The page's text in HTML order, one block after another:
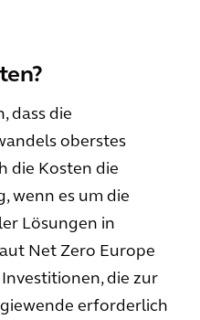
dass die
oberstes
die Kosten die
wenn es um die
Lösungen in
Net Zero Europe
die zur
erforderlich